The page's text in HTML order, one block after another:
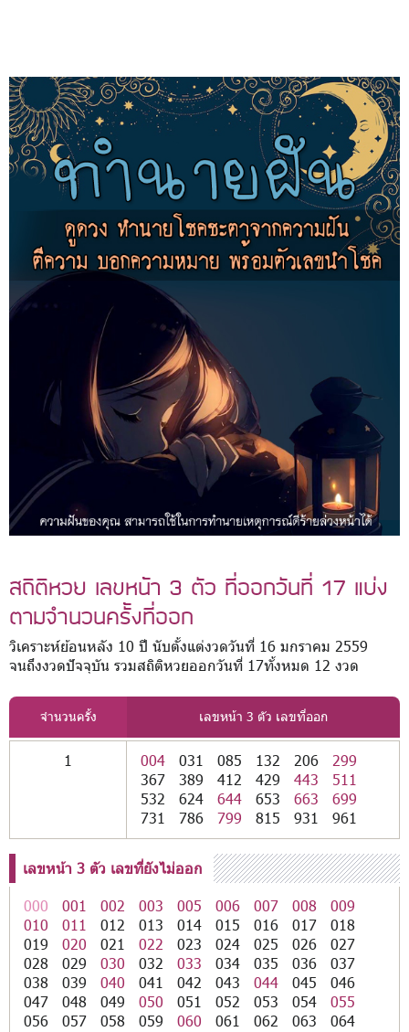
สถิติหวย เลขหน้า 3 ตัว ที่ออกวันที่ 17 แบ่ง
ตามจำนวนครั้งที่ออก
วิเคราะห์ย้อนหลัง 10 ปี นับตั้งแต่งวดวันที่ 16 มกราคม 2559
จนถึงงวดปัจจุบัน รวมสถิติหวยออกวันที่ 17ทั้งหมด 12 งวด
จำนวนครั้ง เลขหน้า 3 ตัว เลขที่ออก
1 004 031 085 132 206
299
367
389 412 429 443
511
532
624 644 653 663
699
731
786 799 815 931 961
เลขหน้า 3 ตัว เลขที่ยังไม่ออก
000
001 002 003 005 006 007 008
009
010
011 012 013 014 015 016 017
018
019
020 021 022 023 024 025 026
027
028
029 030 032 033 034 035 036
037
038
039 040 041 042 043 044 045
046
047
048 049 050 051 052 053 054
055
056
057 058 059 060 061 062 063
064